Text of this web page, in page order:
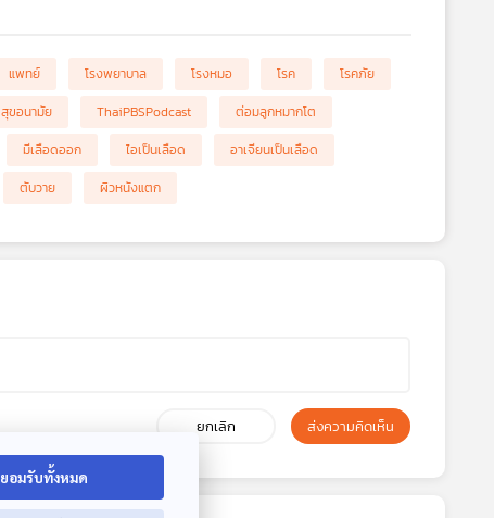
แพทย์ โรงพยาบาล โรงหมอ โรค
โรคภัย
สุขอนามัย ThaiPBSPodcast
ต่อมลูกหมากโต
มีเลือดออก ไอเป็นเลือด
อาเจียนเป็นเลือด
ตับวาย ผิวหนังแตก
ยกเลิก ส่งความคิดเห็น
ยอมรับทั้งหมด